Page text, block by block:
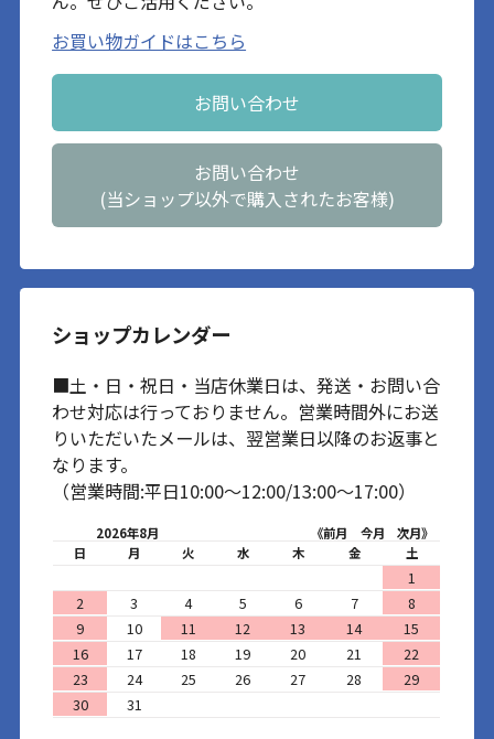
お買い物ガイドはこちら
お問い合わせ
お問い合わせ
(当ショップ以外で購入されたお客様)
ショップカレンダー
■土・日・祝日・当店休業日は、発送・お問い合
わせ対応は行っておりません。営業時間外にお送
りいただいたメールは、翌営業日以降のお返事と
なります。
（営業時間:平日10:00～12:00/13:00～17:00）
2026年8月 《前月 今月
次月》
日
月 火 水 木 金 土
1
2
3 4 5 6 7
8
9
10 11 12 13 14
15
16
17 18 19 20 21
22
23
24 25 26 27 28
29
30
31